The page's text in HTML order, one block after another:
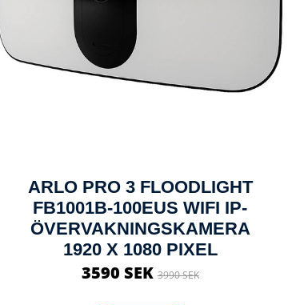
ARLO PRO 3 FLOODLIGHT
FB1001B-100EUS WIFI IP-
ÖVERVAKNINGSKAMERA
1920 X 1080 PIXEL
3590 SEK3990 SEK